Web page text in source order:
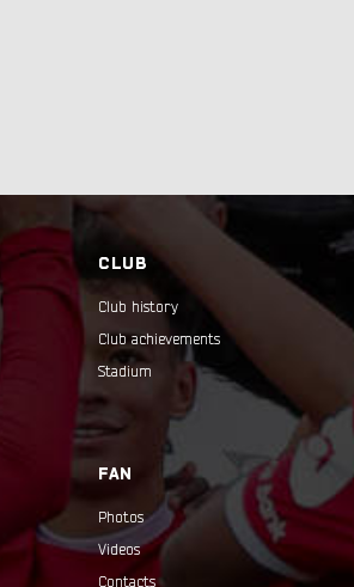
CLUB
Club history
Club achievements
Stadium
FAN
Photos
Videos
Contacts